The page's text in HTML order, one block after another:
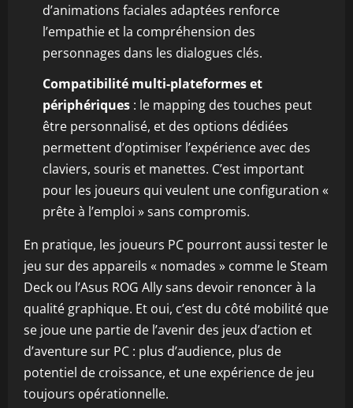
d’animations faciales adaptées renforce
l’empathie et la compréhension des
personnages dans les dialogues clés.
Compatibilité multi-plateformes et
périphériques : le mapping des touches peut
être personnalisé, et des options dédiées
permettent d’optimiser l’expérience avec des
claviers, souris et manettes. C’est important
pour les joueurs qui veulent une configuration «
prête à l’emploi » sans compromis.
En pratique, les joueurs PC pourront aussi tester le
jeu sur des appareils « nomades » comme le Steam
Deck ou l’Asus ROG Ally sans devoir renoncer à la
qualité graphique. Et oui, c’est du côté mobilité que
se joue une partie de l’avenir des jeux d’action et
d’aventure sur PC : plus d’audience, plus de
potentiel de croissance, et une expérience de jeu
toujours opérationnelle.